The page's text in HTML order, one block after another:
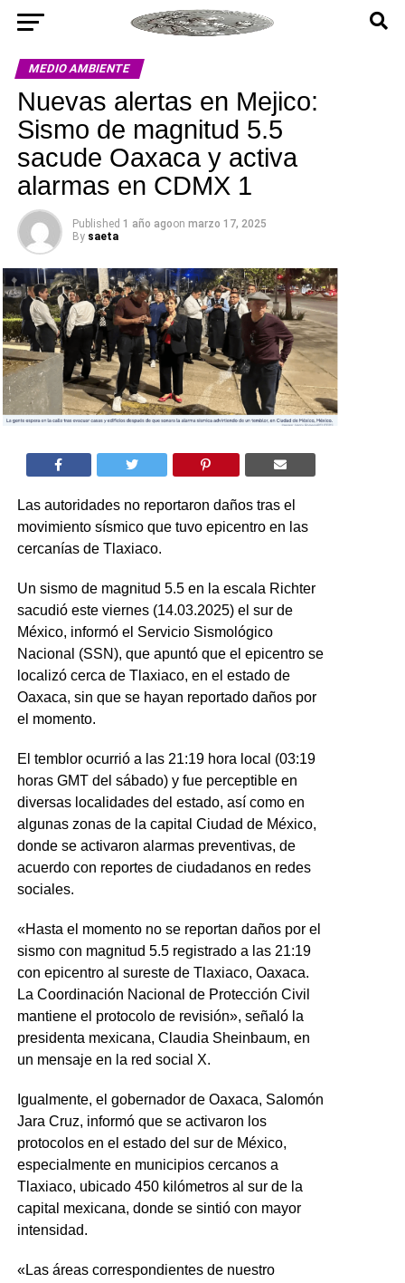
MEDIO AMBIENTE
Nuevas alertas en Mejico:
Sismo de magnitud 5.5
sacude Oaxaca y activa
alarmas en CDMX 1
Published 1 año agoon marzo 17, 2025
By saeta
Las autoridades no reportaron daños tras el
movimiento sísmico que tuvo epicentro en las
cercanías de Tlaxiaco.
Un sismo de magnitud 5.5 en la escala Richter
sacudió este viernes (14.03.2025) el sur de
México, informó el Servicio Sismológico
Nacional (SSN), que apuntó que el epicentro se
localizó cerca de Tlaxiaco, en el estado de
Oaxaca, sin que se hayan reportado daños por
el momento.
El temblor ocurrió a las 21:19 hora local (03:19
horas GMT del sábado) y fue perceptible en
diversas localidades del estado, así como en
algunas zonas de la capital Ciudad de México,
donde se activaron alarmas preventivas, de
acuerdo con reportes de ciudadanos en redes
sociales.
«Hasta el momento no se reportan daños por el
sismo con magnitud 5.5 registrado a las 21:19
con epicentro al sureste de Tlaxiaco, Oaxaca.
La Coordinación Nacional de Protección Civil
mantiene el protocolo de revisión», señaló la
presidenta mexicana, Claudia Sheinbaum, en
un mensaje en la red social X.
Igualmente, el gobernador de Oaxaca, Salomón
Jara Cruz, informó que se activaron los
protocolos en el estado del sur de México,
especialmente en municipios cercanos a
Tlaxiaco, ubicado 450 kilómetros al sur de la
capital mexicana, donde se sintió con mayor
intensidad.
«Las áreas correspondientes de nuestro